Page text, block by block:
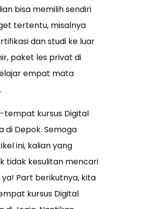
bisa memilih sendiri
tertentu, misalnya
dan studi ke luar
paket les privat di
empat mata
tempat kursus Digital
di Depok. Semoga
ini, kalian yang
tidak kesulitan mencari
Part berikutnya, kita
kursus Digital